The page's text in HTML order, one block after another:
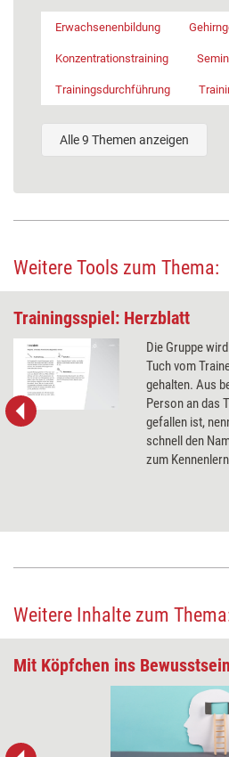
Erwachsenenbildung
Konzentrationstraining
Trainingsdurchführung
Alle 9 Themen anzeigen
Weitere Tools zum Thema:
Trainingsspiel: Herzblatt
Die Gruppe
Tuch vom
gehalten. Aus
Person an das
gefallen ist,
schnell den
zum
Weitere Inhalte zum
Mit Köpfchen ins Bewusstsein